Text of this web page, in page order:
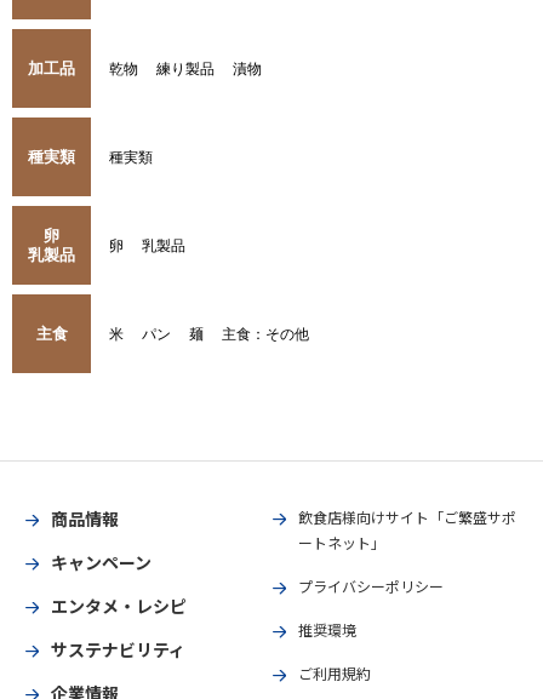
加工品 乾物 練り製品 漬物
種実類 種実類
卵
乳製品
卵 乳製品
主食 米 パン 麺 主食：その他
商品情報
キャンペーン
エンタメ・レシピ
サステナビリティ
企業情報
飲食店様向けサイト「ご繁盛サポ
ートネット」
プライバシーポリシー
推奨環境
ご利用規約